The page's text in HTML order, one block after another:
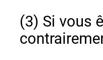
(3) Si vous